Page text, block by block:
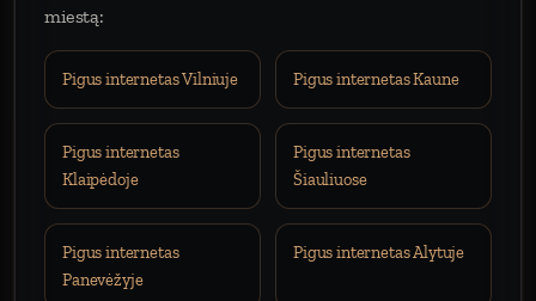
miestą:
Pigus internetas Vilniuje Pigus internetas Kaune
Pigus internetas
Klaipėdoje
Pigus internetas
Šiauliuose
Pigus internetas
Panevėžyje
Pigus internetas Alytuje